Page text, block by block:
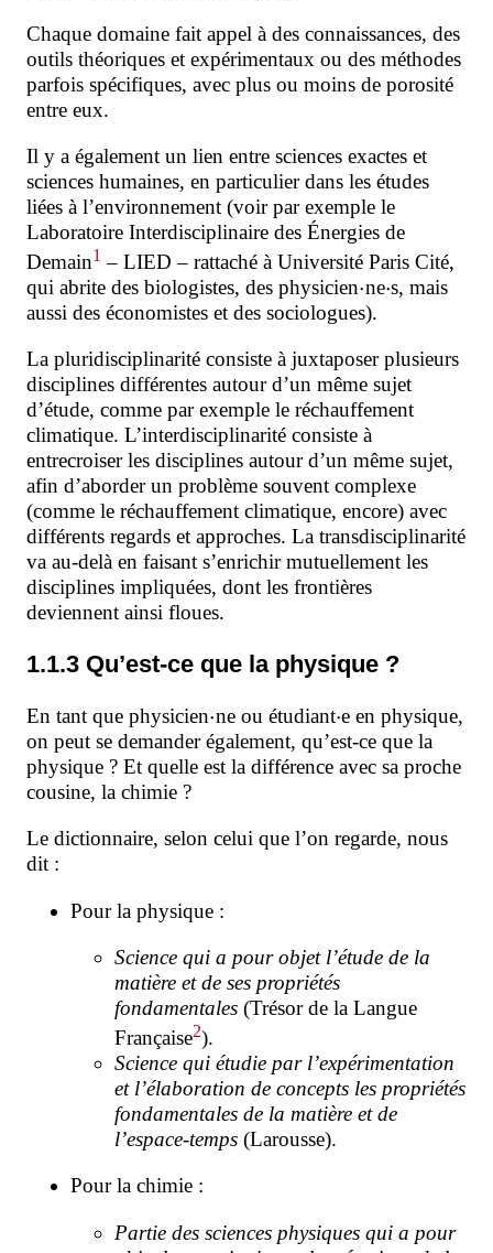
Chaque domaine fait appel à des connaissances, des
outils théoriques et expérimentaux ou des méthodes
parfois spécifiques, avec plus ou moins de porosité
entre eux.
Il y a également un lien entre sciences exactes et
sciences humaines, en particulier dans les études
liées à l’environnement (voir par exemple le
Laboratoire Interdisciplinaire des Énergies de
Demain1 – LIED – rattaché à Université Paris Cité,
qui abrite des biologistes, des physicien⋅ne⋅s, mais
aussi des économistes et des sociologues).
La pluridisciplinarité consiste à juxtaposer plusieurs
disciplines différentes autour d’un même sujet
d’étude, comme par exemple le réchauffement
climatique. L’interdisciplinarité consiste à
entrecroiser les disciplines autour d’un même sujet,
afin d’aborder un problème souvent complexe
(comme le réchauffement climatique, encore) avec
différents regards et approches. La transdisciplinarité
va au-delà en faisant s’enrichir mutuellement les
disciplines impliquées, dont les frontières
deviennent ainsi floues.
1.1.3 Qu’est-ce que la physique ?
En tant que physicien ne ou étudiant e en physique,
on peut se demander également, qu’est-ce que la
physique ? Et quelle est la différence avec sa proche
cousine, la chimie ?
Le dictionnaire, selon celui que l’on regarde, nous
dit :
Pour la physique :
Science qui a pour objet l’étude de la
matière et de ses propriétés
fondamentales (Trésor de la Langue
Française2).
Science qui étudie par l’expérimentation
et l’élaboration de concepts les propriétés
fondamentales de la matière et de
l’espace-temps (Larousse).
Pour la chimie :
Partie des sciences physiques qui a pour